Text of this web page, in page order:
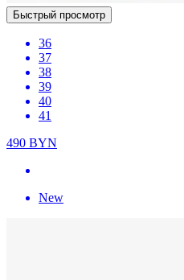
Быстрый просмотр
36
37
38
39
40
41
490 BYN
New